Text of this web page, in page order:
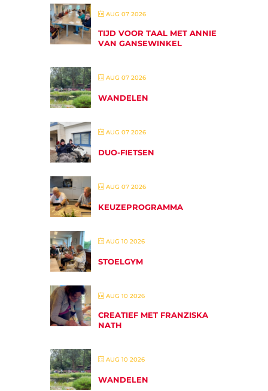
AUG 07 2026
TIJD VOOR TAAL MET ANNIE
VAN GANSEWINKEL
AUG 07 2026
WANDELEN
AUG 07 2026
DUO-FIETSEN
AUG 07 2026
KEUZEPROGRAMMA
AUG 10 2026
STOELGYM
AUG 10 2026
CREATIEF MET FRANZISKA
NATH
AUG 10 2026
WANDELEN